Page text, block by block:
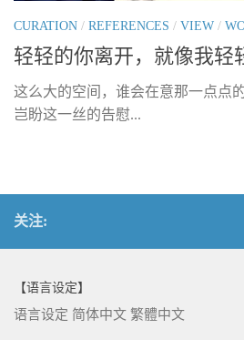
CURATION / REFERENCES / VIEW /
轻轻的你离开，就像我轻
这么大的空间，谁会在意那一点点
岂盼这一丝的告慰...
关注:
【语言设定】
语言设定 简体中文 繁體中文